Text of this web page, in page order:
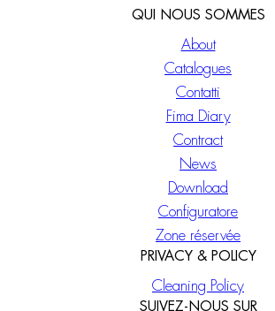
QUI NOUS SOMMES
About
Catalogues
Contatti
Fima Diary
Contract
News
Download
Configuratore
Zone réservée
PRIVACY & POLICY
Cleaning Policy
SUIVEZ-NOUS SUR